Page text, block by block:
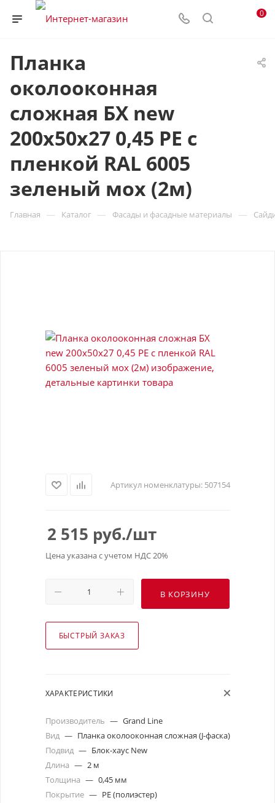
0
Планка
околооконная
сложная БХ new
200х50х27 0,45 PE с
пленкой RAL 6005
зеленый мох (2м)
Главная — Каталог — Фасады и фасадные материалы —
Артикул номенклатуры: 507154
2 515 руб./шт
Цена указана с учетом НДС 20%
В КОРЗИНУ
БЫСТРЫЙ ЗАКАЗ
ХАРАКТЕРИСТИКИ
Производитель — Grand Line
Вид — Планка околооконная сложная (J-фаска)
Подвид — Блок-хаус New
Длина — 2 м
Толщина — 0,45 мм
Покрытие — PE (полиэстер)